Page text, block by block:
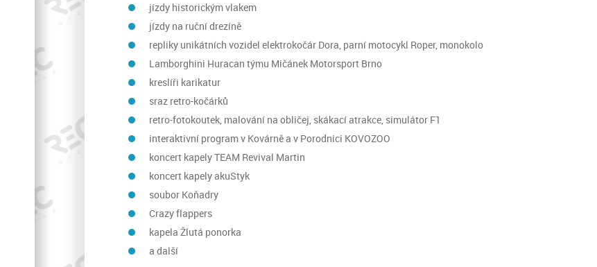
jízdy historickým vlakem
jízdy na ruční drezíně
repliky unikátních vozidel elektrokočár Dora, parní motocykl Roper, monokolo
Lamborghini Huracan týmu Mičánek Motorsport Brno
kreslíři karikatur
sraz retro-kočárků
retro-fotokoutek, malování na obličej, skákací atrakce, simulátor F1
interaktivní program v Kovárně a v Porodnici KOVOZOO
koncert kapely TEAM Revival Martin
koncert kapely akuStyk
soubor Koňadry
Crazy flappers
kapela Žlutá ponorka
a další